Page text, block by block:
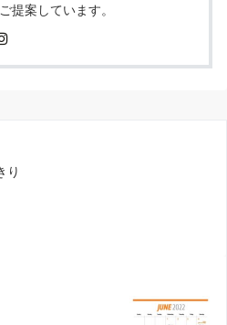
提案しています。
り